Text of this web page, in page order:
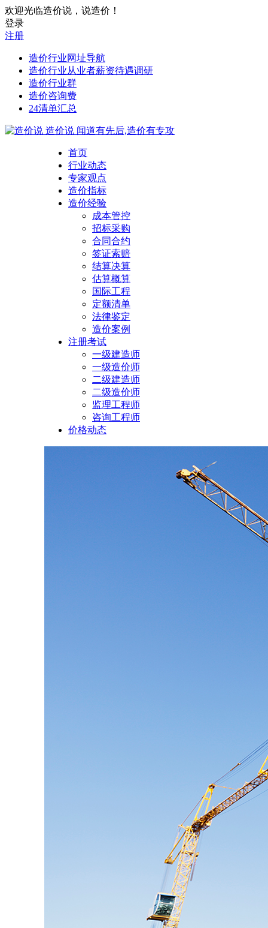
欢迎光临造价说，说造价！
登录
注册
造价行业网址导航
造价行业从业者薪资待遇调研
造价行业群
造价咨询费
24清单汇总
造价说 闻道有先后,造价有专攻
首页
行业动态
专家观点
造价指标
造价经验
成本管控
招标采购
合同合约
签证索赔
结算决算
估算概算
国际工程
定额清单
法律鉴定
造价案例
注册考试
一级建造师
一级造价师
二级建造师
二级造价师
监理工程师
咨询工程师
价格动态